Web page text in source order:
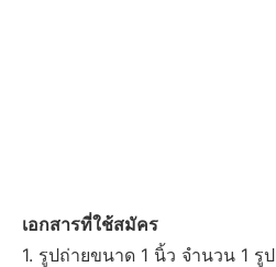
เอกสารที่ใช้สมัคร
1. รูปถ่ายขนาด 1 นิ้ว จำนวน 1 รูป